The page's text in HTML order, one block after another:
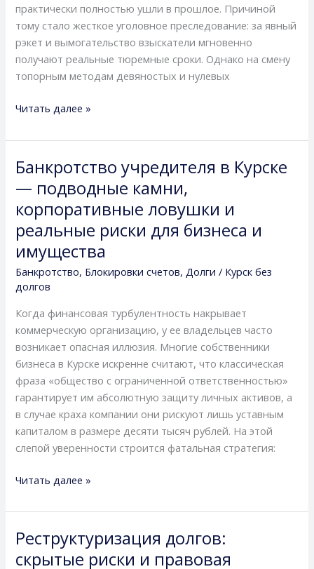
практически полностью ушли в прошлое. Причиной
тому стало жесткое уголовное преследование: за явный
рэкет и вымогательство взыскатели мгновенно
получают реальные тюремные сроки. Однако на смену
топорным методам девяностых и нулевых
детскими
домами.
Как
защитить
в
Читать далее »
Банкротство учредителя в Курске
— подводные камни,
корпоративные ловушки и
реальные риски для бизнеса и
имущества
Банкротство, Блокировки счетов,Долги / Курск без
долгов
Когда финансовая турбулентность накрывает
коммерческую организацию, у ее владельцев часто
возникает опасная иллюзия. Многие собственники
бизнеса в Курске искренне считают, что классическая
фраза «общество с ограниченной ответственностью»
гарантирует им абсолютную защиту личных активов, а
в случае краха компании они рискуют лишь уставным
капиталом в размере десяти тысяч рублей. На этой
слепой уверенности строится фатальная стратегия:
Банкротство
учредителя
Курске
—
подводные
камни,
корпоративные
и
реальные
риски
для
бизнеса
и
имущества
Читать далее »
Реструктуризация долгов:
скрытые риски и правовая
Реструктуризация
долгов: